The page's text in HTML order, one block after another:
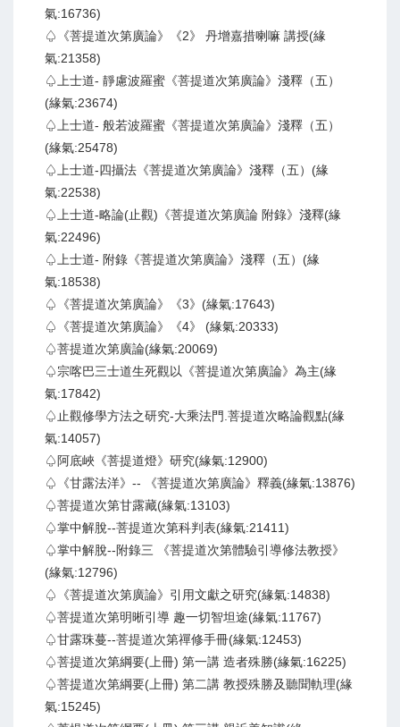
氣:16736)
♤《菩提道次第廣論》《2》 丹增嘉措喇嘛 講授(緣
氣:21358)
♤上士道- 靜慮波羅蜜《菩提道次第廣論》淺釋（五）
(緣氣:23674)
♤上士道- 般若波羅蜜《菩提道次第廣論》淺釋（五）
(緣氣:25478)
♤上士道-四攝法《菩提道次第廣論》淺釋（五）(緣
氣:22538)
♤上士道-略論(止觀)《菩提道次第廣論 附錄》淺釋(緣
氣:22496)
♤上士道- 附錄《菩提道次第廣論》淺釋（五）(緣
氣:18538)
♤《菩提道次第廣論》《3》(緣氣:17643)
♤《菩提道次第廣論》《4》 (緣氣:20333)
♤菩提道次第廣論(緣氣:20069)
♤宗喀巴三士道生死觀以《菩提道次第廣論》為主(緣
氣:17842)
♤止觀修學方法之研究-大乘法門.菩提道次略論觀點(緣
氣:14057)
♤阿底峽《菩提道燈》研究(緣氣:12900)
♤《甘露法洋》-- 《菩提道次第廣論》釋義(緣氣:13876)
♤菩提道次第甘露藏(緣氣:13103)
♤掌中解脫--菩提道次第科判表(緣氣:21411)
♤掌中解脫--附錄三 《菩提道次第體驗引導修法教授》
(緣氣:12796)
♤《菩提道次第廣論》引用文獻之研究(緣氣:14838)
♤菩提道次第明晰引導 趣一切智坦途(緣氣:11767)
♤甘露珠蔓--菩提道次第禪修手冊(緣氣:12453)
♤菩提道次第綱要(上冊) 第一講 造者殊勝(緣氣:16225)
♤菩提道次第綱要(上冊) 第二講 教授殊勝及聽聞軌理(緣
氣:15245)